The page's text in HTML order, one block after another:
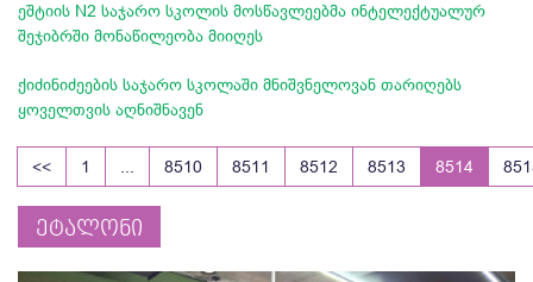
ეშტიის N2 საჯარო სკოლის მოსწავლეებმა ინტელექტუალურ
შეჯიბრში მონაწილეობა მიიღეს
ქიძინიძეების საჯარო სკოლაში მნიშვნელოვან თარიღებს
ყოველთვის აღნიშნავენ
<< 1 8510 8511 8512 8513 8514
ეტალონი